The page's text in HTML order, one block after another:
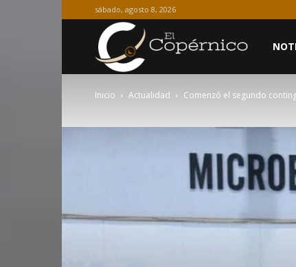
sábado, agosto 8, 2026
Inicio Actualidad Comenzó el segundo